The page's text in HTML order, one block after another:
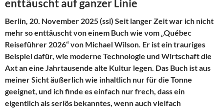
enttäuscht auf ganzer Linie
Berlin, 20. November 2025 (ssl) Seit langer Zeit war ich nicht
mehr so enttäuscht von einem Buch wie vom „Québec
Reiseführer 2026“ von Michael Wilson. Er ist ein trauriges
Beispiel dafür, wie moderne Technologie und Wirtschaft die
Axt an eine Jahrtausende alte Kultur legen. Das Buch ist aus
meiner Sicht äußerlich wie inhaltlich nur für die Tonne
geeignet, und ich finde es einfach nur frech, dass ein
eigentlich als seriös bekanntes, wenn auch vielfach